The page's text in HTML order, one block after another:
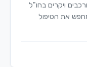
ויקרים בחו"ל
את הטיפול